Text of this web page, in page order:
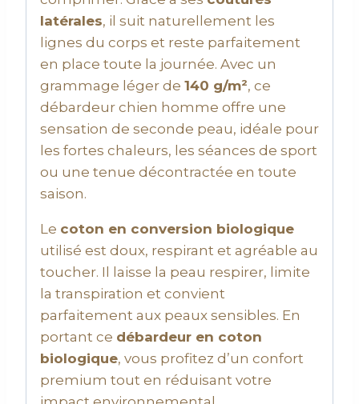
latérales, il suit naturellement les
lignes du corps et reste parfaitement
en place toute la journée. Avec un
grammage léger de 140 g/m², ce
débardeur chien homme offre une
sensation de seconde peau, idéale pour
les fortes chaleurs, les séances de sport
ou une tenue décontractée en toute
saison.
Le coton en conversion biologique
utilisé est doux, respirant et agréable au
toucher. Il laisse la peau respirer, limite
la transpiration et convient
parfaitement aux peaux sensibles. En
portant ce débardeur en coton
biologique, vous profitez d’un confort
premium tout en réduisant votre